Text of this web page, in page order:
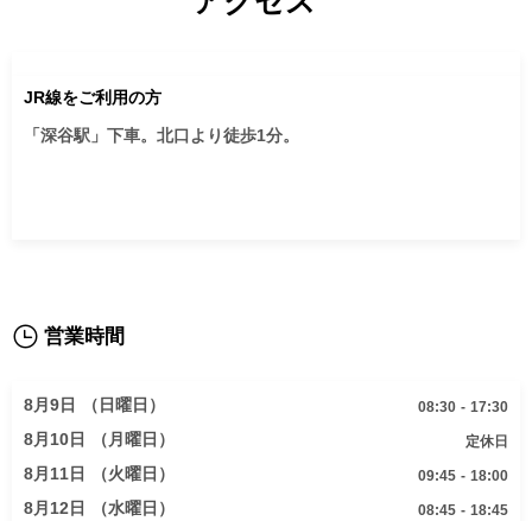
は、理系・文系のどちらに進んでも必要となります。
した。
また、速読は文章を読むとき、メンタルトレーニング
JR線をご利用の方
「深谷駅」下車。北口より徒歩1分。
営業時間
8月9日 （日曜日） 08:30 - 17:30
8月10日 （月曜日） 定休日
8月11日 （火曜日） 09:45 - 18:00
8月12日 （水曜日） 08:45 - 18:45